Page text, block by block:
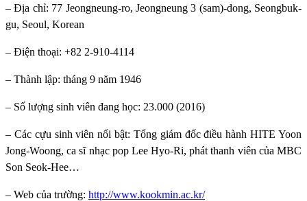
– Địa chỉ: 77 Jeongneung-ro, Jeongneung 3 (sam)-dong, Seongbuk-
gu, Seoul, Korean
– Điện thoại: +82 2-910-4114
– Thành lập: tháng 9 năm 1946
– Số lượng sinh viên đang học: 23.000 (2016)
– Các cựu sinh viên nổi bật: Tổng giám đốc điều hành HITE Yoon
Jong-Woong, ca sĩ nhạc pop Lee Hyo-Ri, phát thanh viên của MBC
Son Seok-Hee…
– Web của trường: http://www.kookmin.ac.kr/